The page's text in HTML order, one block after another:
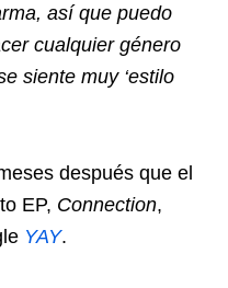
así que puedo
cualquier género
siente muy ‘estilo
después que el
EP, Connection,
YAY.